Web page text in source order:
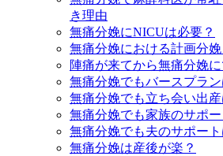
き理由
無痛分娩にNICUは必要？
無痛分娩における計画分娩
陣痛が来てから無痛分娩に
無痛分娩でもバースプラン
無痛分娩でも立ち会い出産
無痛分娩でも家族のサポー
無痛分娩でも夫のサポート
無痛分娩は産後が楽？